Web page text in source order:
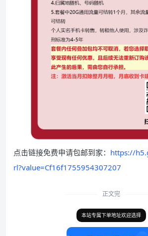
点击链接免费申请包邮到家： https://
rl?value=Cf16f1755954307207
正文完
本站专属下单地址欢迎选择